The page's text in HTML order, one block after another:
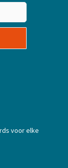
voor elke